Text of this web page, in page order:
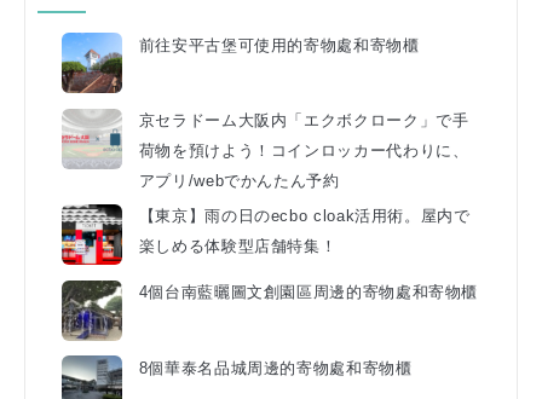
前往安平古堡可使用的寄物處和寄物櫃
京セラドーム大阪内「エクボクローク」で手
荷物を預けよう！コインロッカー代わりに、
アプリ/webでかんたん予約
【東京】雨の日のecbo cloak活用術。屋内で
楽しめる体験型店舗特集！
4個台南藍曬圖文創園區周邊的寄物處和寄物櫃
8個華泰名品城周邊的寄物處和寄物櫃